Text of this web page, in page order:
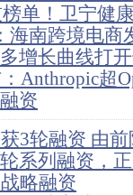
单！卫宁健
海南跨境电商
增长曲线打
Anthropic超
资
3轮融资 由
系列融资，
略融资